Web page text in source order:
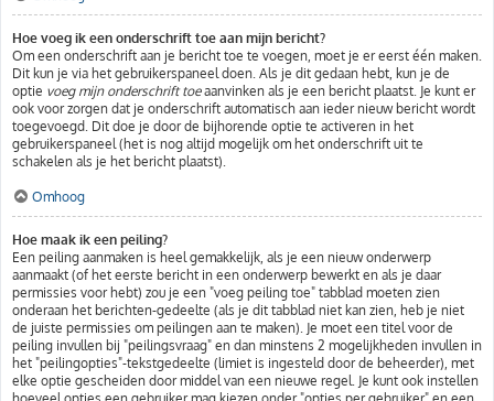
Hoe voeg ik een onderschrift toe aan mijn bericht?
Om een onderschrift aan je bericht toe te voegen, moet je er eerst één maken.
Dit kun je via het gebruikerspaneel doen. Als je dit gedaan hebt, kun je de
optie voeg mijn onderschrift toeaanvinken als je een bericht plaatst. Je kunt er
ook voor zorgen dat je onderschrift automatisch aan ieder nieuw bericht wordt
toegevoegd. Dit doe je door de bijhorende optie te activeren in het
gebruikerspaneel (het is nog altijd mogelijk om het onderschrift uit te
schakelen als je het bericht plaatst).
Omhoog
Hoe maak ik een peiling?
Een peiling aanmaken is heel gemakkelijk, als je een nieuw onderwerp
aanmaakt (of het eerste bericht in een onderwerp bewerkt en als je daar
permissies voor hebt) zou je een "voeg peiling toe" tabblad moeten zien
onderaan het berichten-gedeelte (als je dit tabblad niet kan zien, heb je niet
de juiste permissies om peilingen aan te maken). Je moet een titel voor de
peiling invullen bij "peilingsvraag" en dan minstens 2 mogelijkheden invullen in
het "peilingopties"-tekstgedeelte (limiet is ingesteld door de beheerder), met
elke optie gescheiden door middel van een nieuwe regel. Je kunt ook instellen